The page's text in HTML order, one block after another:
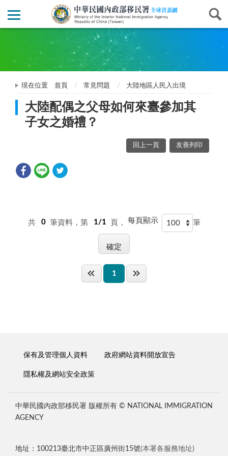
現在位置 首頁 常見問題 大陸地區人民入出境
大陸配偶之父母如何來臺參加其
子女之婚禮？
回上一頁 友善列印
共 0 筆資料，第 1/1 頁， 每頁顯示 筆
1
保有及管理個人資料 政府網站資料開放宣告
隱私權及網站安全政策
中華民國內政部移民署 版權所有 © NATIONAL IMMIGRATION
AGENCY
地址：100213臺北市中正區廣州街15號(本署各服務地址)